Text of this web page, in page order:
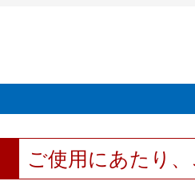
ご使用にあたり